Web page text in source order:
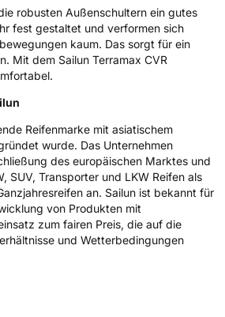
/ Alpine-Symbol Nein
robusten Außenschultern ein gutes
fest gestaltet und verformen sich
kaum. Das sorgt für ein
Mit dem Sailun Terramax CVR
Reifenmarke mit asiatischem
wurde. Das Unternehmen
des europäischen Marktes und
SUV, Transporter und LKW Reifen als
an. Sailun ist bekannt für
von Produkten mit
zum fairen Preis, die auf die
und Wetterbedingungen